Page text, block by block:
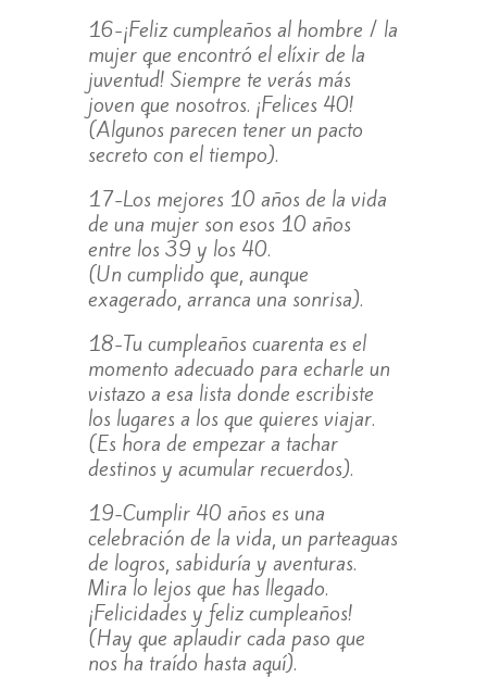
16-¡Feliz cumpleaños al hombre / la
mujer que encontró el elíxir de la
juventud! Siempre te verás más
joven que nosotros. ¡Felices 40!
(Algunos parecen tener un pacto
secreto con el tiempo).
17-Los mejores 10 años de la vida
de una mujer son esos 10 años
entre los 39 y los 40.
(Un cumplido que, aunque
exagerado, arranca una sonrisa).
18-Tu cumpleaños cuarenta es el
momento adecuado para echarle un
vistazo a esa lista donde escribiste
los lugares a los que quieres viajar.
(Es hora de empezar a tachar
destinos y acumular recuerdos).
19-Cumplir 40 años es una
celebración de la vida, un parteaguas
de logros, sabiduría y aventuras.
Mira lo lejos que has llegado.
¡Felicidades y feliz cumpleaños!
(Hay que aplaudir cada paso que
nos ha traído hasta aquí).